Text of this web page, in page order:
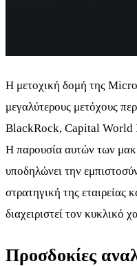
Η μετοχική δομή της
μεγαλύτερους μετόχους
BlackRock, Capital World
Η παρουσία αυτών των
υποδηλώνει την
στρατηγική της εταιρείας
διαχειριστεί τον κυκλικό
Προσδοκίες